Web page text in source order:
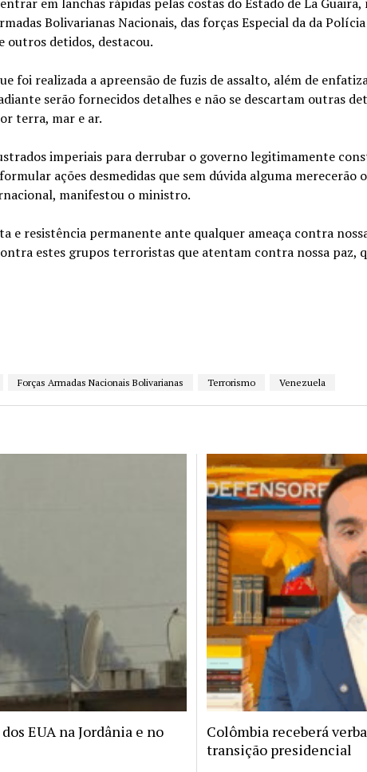
Bolivarianas Nacionais, das forças Especial da da
detidos, destacou.
foi realizada a apreensão de fuzis de assalto, além de
serão fornecidos detalhes e não se descartam outras
terra, mar e ar.
imperiais para derrubar o governo legitimamente
ações desmedidas que sem dúvida alguma
manifestou o ministro.
e resistência permanente ante qualquer ameaça contra
estes grupos terroristas que atentam contra nossa paz,
Forças Armadas Nacionais Bolivarianas Terrorismo Venezuela
EUA na Jordânia e no
Colômbia receberá
transição presidencial